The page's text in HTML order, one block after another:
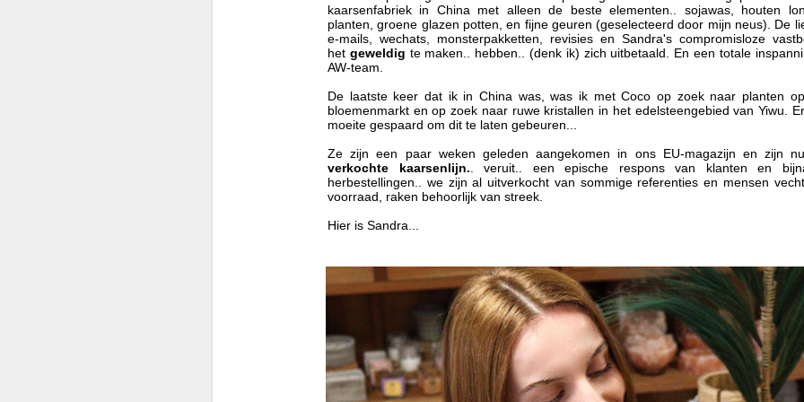
kaarsenfabriek in China met alleen de beste elementen.. sojawas, houten
planten, groene glazen potten, en fijne geuren (geselecteerd door mijn neus). De
e-mails, wechats, monsterpakketten, revisies en Sandra's compromisloze
het geweldig te maken.. hebben.. (denk ik) zich uitbetaald. En een totale
AW-team.
De laatste keer dat ik in China was, was ik met Coco op zoek naar planten
bloemenmarkt en op zoek naar ruwe kristallen in het edelsteengebied van Yiwu.
moeite gespaard om dit te laten gebeuren...
Ze zijn een paar weken geleden aangekomen in ons EU-magazijn en zijn
verkochte kaarsenlijn. . veruit.. een epische respons van klanten en
herbestellingen.. we zijn al uitverkocht van sommige referenties en mensen
voorraad, raken behoorlijk van streek.
Hier is Sandra...
Groeten uit Sheffield. Ik verblijf zoals gewoonlijk in het Kenwood Hotel.
Ik werd vanochtend wakker na als een blok te hebben geslapen… een
volle 12 uur buiten westen (ik leg zo uit waarom). Het was vrijdag 1 mei
maan… en de vooravond van een lang weekend. Een van die
momenten waarop de kalender stilletjes op één lijn komt en zegt:
pauzeer, reflecteer, geniet ervan.
APR
24
🌏 Een Vreemde Nacht in Guangzhou… en een Warm
Welkom in Kathmandu 🌏
uit Yiwu hebt gemist, kun je die HIER inhalen.
Mijn nieuwsbrief heeft deze week een iets andere vorm; het is een
waarschuwend verhaal..
Sandra en Bryant (die met mij in China waren) zijn veilig terug in het
VK, terwijl ik een middagvlucht van China Southern nam naar
Guangzhou, met de bedoeling door te reizen naar Kathmandu.
APR
17
🌏 Gelukkig Nieuwjaar! X2 🌏
Groeten uit Yiwu, China